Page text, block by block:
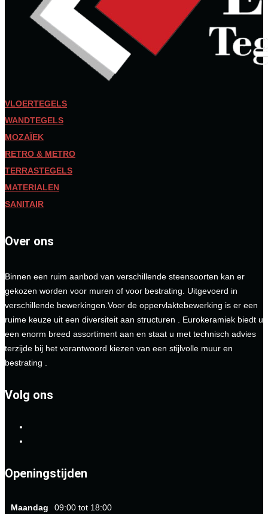
VLOERTEGELS
WANDTEGELS
MOZAÏEK
RETRO & METRO
TERRASTEGELS
MATERIALEN
SANITAIR
Over ons
Binnen een ruim aanbod van verschillende steensoorten kan er
gekozen worden voor muren of voor bestrating. Uitgevoerd in
verschillende bewerkingen.Voor de oppervlaktebewerking is er een
ruime keuze uit een diversiteit aan structuren . Eurokeramiek biedt u
een enorm breed assortiment aan en staat u met technisch advies
terzijde bij het verantwoord kiezen van een stijlvolle muur en
bestrating .
Volg ons
Openingstijden
Maandag 09:00 tot 18:00